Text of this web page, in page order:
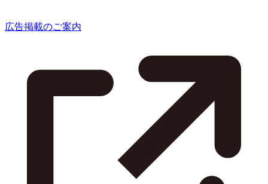
広告掲載のご案内